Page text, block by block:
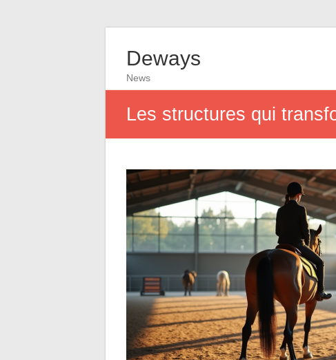
Deways
News
Les structures qui